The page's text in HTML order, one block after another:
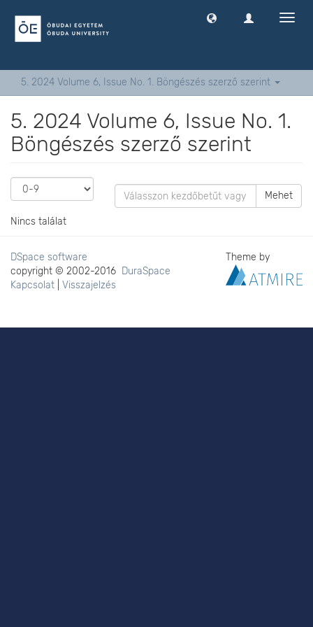
5. 2024 Volume 6, Issue No. 1. Böngészés szerző szerint
5. 2024 Volume 6, Issue No. 1.
Böngészés szerző szerint
Mehet
Nincs találat
DSpace software
copyright © 2002-2016 DuraSpace
Kapcsolat
Visszajelzés
Theme by